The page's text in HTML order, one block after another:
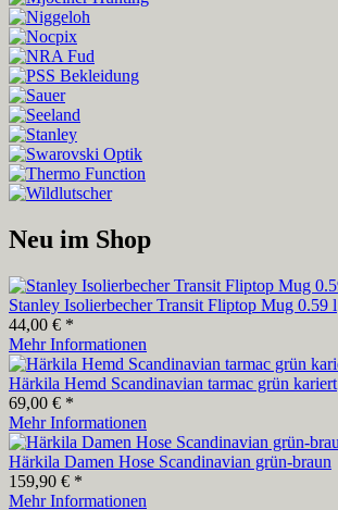
Neu im Shop
Stanley Isolierbecher Transit Fliptop Mug 0.59 l
44,00 € *
Mehr Informationen
Härkila Hemd Scandinavian tarmac grün kariert
69,00 € *
Mehr Informationen
Härkila Damen Hose Scandinavian grün-braun
159,90 € *
Mehr Informationen